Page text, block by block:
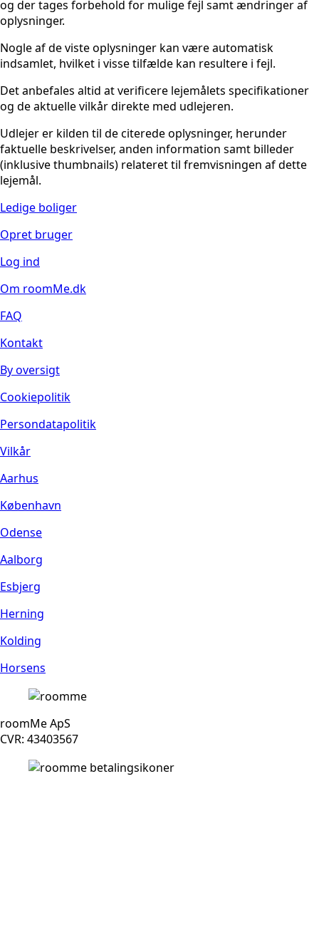
og der tages forbehold for mulige fejl samt ændringer af
oplysninger.
Nogle af de viste oplysninger kan være automatisk
indsamlet, hvilket i visse tilfælde kan resultere i fejl.
Det anbefales altid at verificere lejemålets specifikationer
og de aktuelle vilkår direkte med udlejeren.
Udlejer er kilden til de citerede oplysninger, herunder
faktuelle beskrivelser, anden information samt billeder
(inklusive thumbnails) relateret til fremvisningen af dette
lejemål.
Ledige boliger
Opret bruger
Log ind
Om roomMe.dk
FAQ
Kontakt
By oversigt
Cookiepolitik
Persondatapolitik
Vilkår
Aarhus
København
Odense
Aalborg
Esbjerg
Herning
Kolding
Horsens
roomMe ApS
CVR: 43403567